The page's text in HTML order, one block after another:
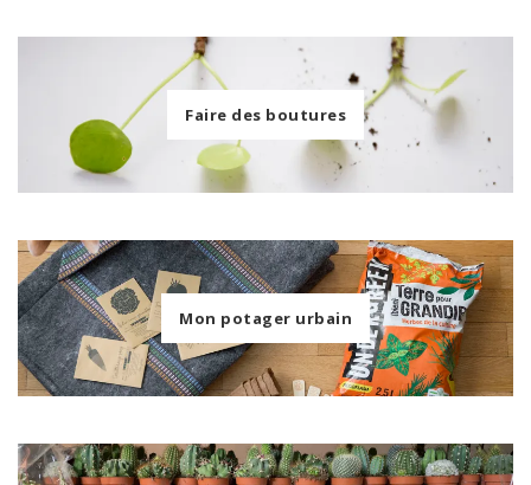
Faire des boutures
Mon potager urbain